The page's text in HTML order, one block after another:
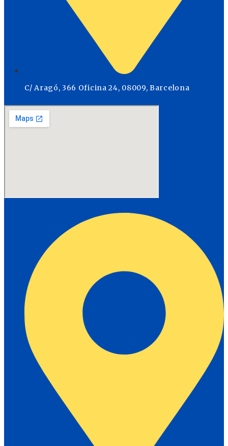
C/ Aragó, 366 Oficina 24, 08009, Barcelona